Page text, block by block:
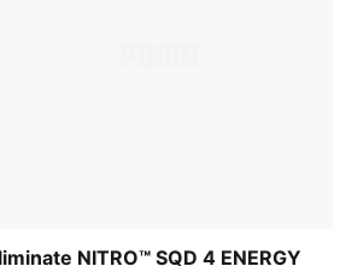
NITRO™ SQD 4 ENERGY